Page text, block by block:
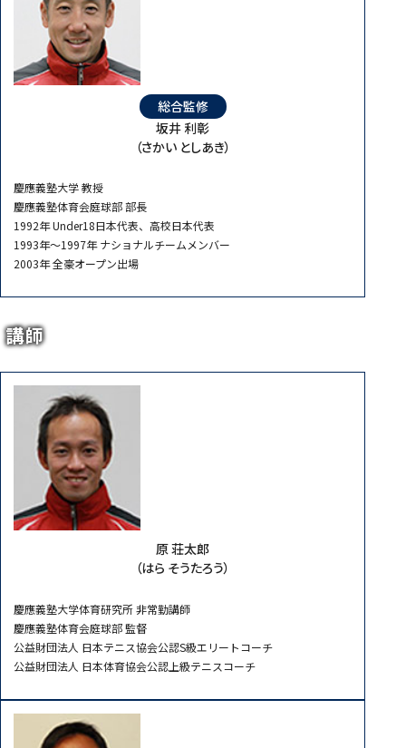
総合監修
坂井 利彰
（さかい としあき）
慶應義塾大学 教授
慶應義塾体育会庭球部 部長
1992年 Under18日本代表、高校日本代表
1993年～1997年 ナショナルチームメンバー
2003年 全豪オープン出場
講師
原 荘太郎
（はら そうたろう）
慶應義塾大学体育研究所 非常勤講師
慶應義塾体育会庭球部 監督
公益財団法人 日本テニス協会公認S級エリートコーチ
公益財団法人 日本体育協会公認上級テニスコーチ